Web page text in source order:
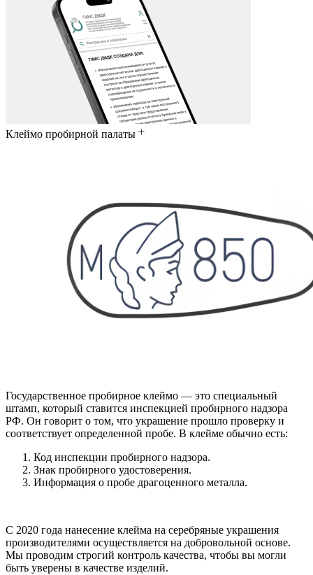
Клеймо пробирной палаты
Государственное пробирное клеймо — это специальный
штамп, который ставится инспекцией пробирного надзора
РФ. Он говорит о том, что украшение прошло проверку и
соответствует определенной пробе. В клейме обычно есть:
Код инспекции пробирного надзора.
Знак пробирного удостоверения.
Информация о пробе драгоценного металла.
С 2020 года нанесение клейма на серебряные украшения
производителями осуществляется на добровольной основе.
Мы проводим строгий контроль качества, чтобы вы могли
быть уверены в качестве изделий.